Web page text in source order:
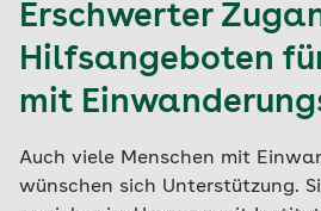
Erschwerter
Hilfsangeboten
mit
Auch viele Menschen mit
wünschen sich Unterstützung.